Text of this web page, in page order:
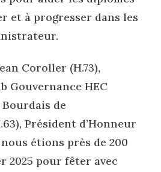
et à progresser dans les
Coroller (H.73),
Gouvernance HEC
de
Président d’Honneur
étions près de 200
2025 pour fêter avec